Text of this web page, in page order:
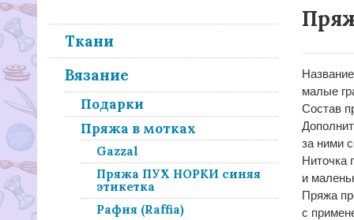
Ткани
Вязание
Подарки
Пряжа в мотках
Gazzal
Пряжа ПУХ НОРКИ синяя
этикетка
Рафия (Raffia)
малые
Состав
за ними
Ниточка
и
Пряжа
с